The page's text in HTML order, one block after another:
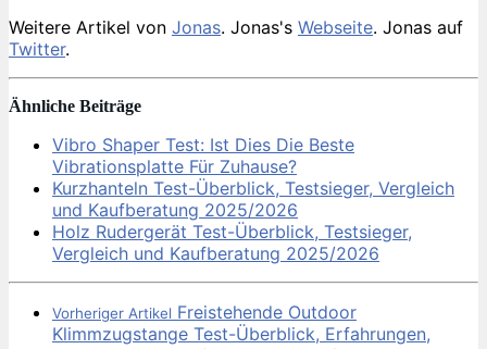
Weitere Artikel von Jonas. Jonas's Webseite. Jonas auf
Twitter.
Ähnliche Beiträge
Vibro Shaper Test: Ist Dies Die Beste
Vibrationsplatte Für Zuhause?
Kurzhanteln Test-Überblick, Testsieger, Vergleich
und Kaufberatung 2025/2026
Holz Rudergerät Test-Überblick, Testsieger,
Vergleich und Kaufberatung 2025/2026
Vorheriger Artikel Freistehende Outdoor
Klimmzugstange Test-Überblick, Erfahrungen,